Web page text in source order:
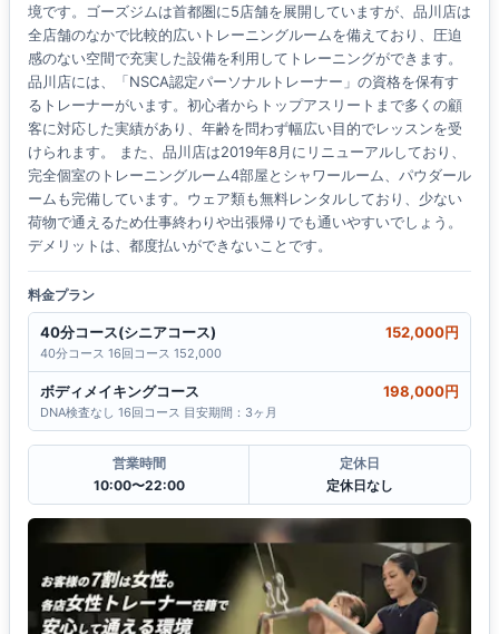
境です。ゴーズジムは首都圏に5店舗を展開していますが、品川店は
全店舗のなかで比較的広いトレーニングルームを備えており、圧迫
感のない空間で充実した設備を利用してトレーニングができます。
品川店には、「NSCA認定パーソナルトレーナー」の資格を保有す
るトレーナーがいます。初心者からトップアスリートまで多くの顧
客に対応した実績があり、年齢を問わず幅広い目的でレッスンを受
けられます。 また、品川店は2019年8月にリニューアルしており、
完全個室のトレーニングルーム4部屋とシャワールーム、パウダール
ームも完備しています。ウェア類も無料レンタルしており、少ない
荷物で通えるため仕事終わりや出張帰りでも通いやすいでしょう。
デメリットは、都度払いができないことです。
料金プラン
40分コース(シニアコース) 152,000円
40分コース 16回コース 152,000
ボディメイキングコース 198,000円
DNA検査なし 16回コース 目安期間：3ヶ月
営業時間
10:00〜22:00
定休日
定休日なし